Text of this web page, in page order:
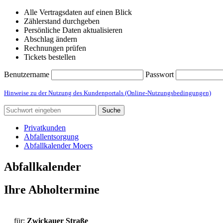
Alle Vertragsdaten auf einen Blick
Zählerstand durchgeben
Persönliche Daten aktualisieren
Abschlag ändern
Rechnungen prüfen
Tickets bestellen
Benutzername Passwort
Hinweise zu der Nutzung des Kundenportals (Online-Nutzungsbedingungen)
Suche
Privatkunden
Abfallentsorgung
Abfallkalender Moers
Abfallkalender
Ihre Abholtermine
für: Zwickauer Straße